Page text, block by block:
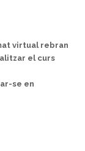
virtual rebran
el curs
se en